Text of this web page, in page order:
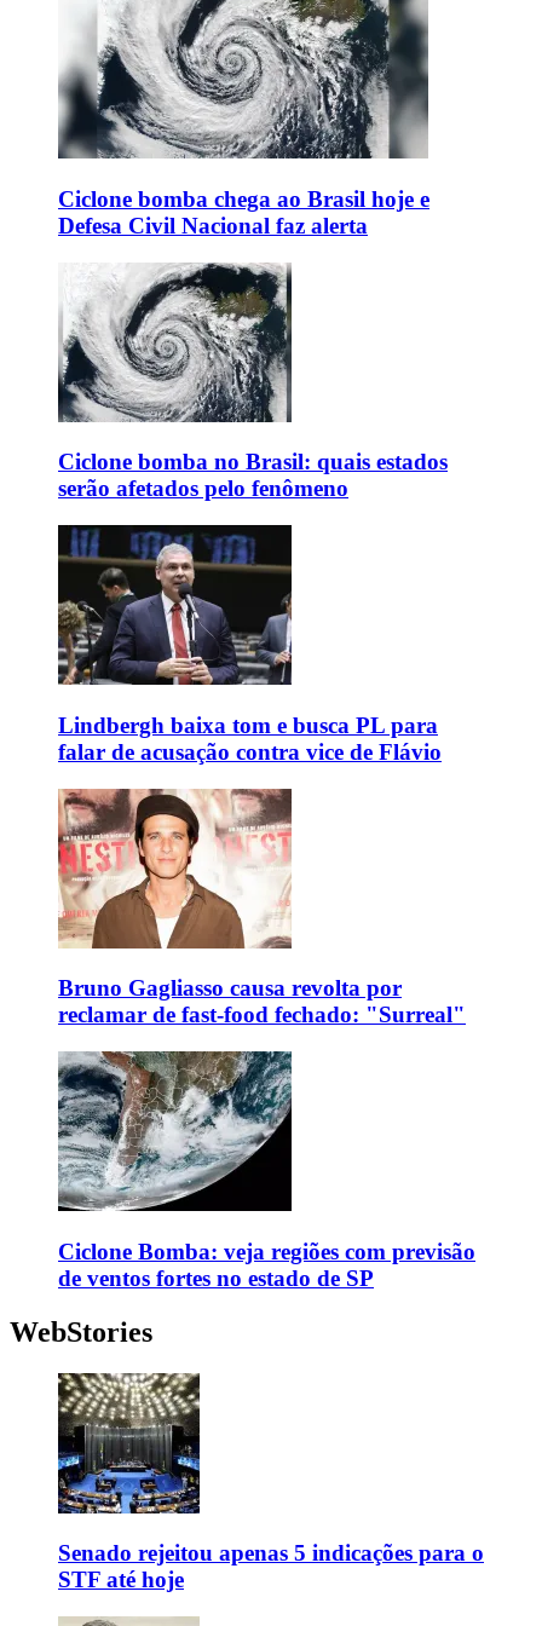
Ciclone bomba chega ao Brasil hoje e
Defesa Civil Nacional faz alerta
Ciclone bomba no Brasil: quais estados
serão afetados pelo fenômeno
Lindbergh baixa tom e busca PL para
falar de acusação contra vice de Flávio
Bruno Gagliasso causa revolta por
reclamar de fast-food fechado: "Surreal"
Ciclone Bomba: veja regiões com previsão
de ventos fortes no estado de SP
WebStories
Senado rejeitou apenas 5 indicações para o
STF até hoje